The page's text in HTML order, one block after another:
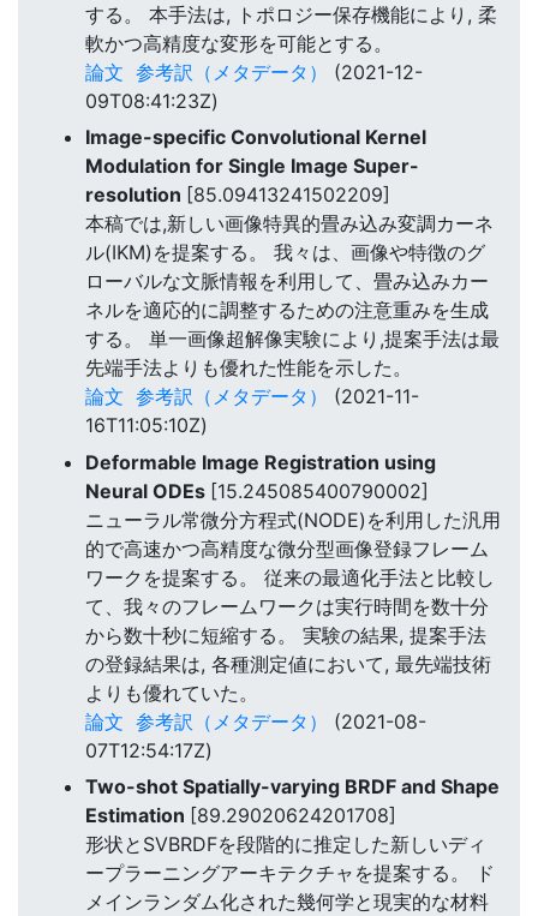
する。 本手法は, トポロジー保存機能により, 柔
軟かつ高精度な変形を可能とする。
論文 参考訳（メタデータ）
(2021-12-
09T08:41:23Z)
Image-specific Convolutional Kernel
Modulation for Single Image Super-
resolution [85.09413241502209]
本稿では,新しい画像特異的畳み込み変調カーネ
ル(IKM)を提案する。 我々は、画像や特徴のグ
ローバルな文脈情報を利用して、畳み込みカー
ネルを適応的に調整するための注意重みを生成
する。 単一画像超解像実験により,提案手法は最
先端手法よりも優れた性能を示した。
論文 参考訳（メタデータ）
(2021-11-
16T11:05:10Z)
Deformable Image Registration using
Neural ODEs [15.245085400790002]
ニューラル常微分方程式(NODE)を利用した汎用
的で高速かつ高精度な微分型画像登録フレーム
ワークを提案する。 従来の最適化手法と比較し
て、我々のフレームワークは実行時間を数十分
から数十秒に短縮する。 実験の結果, 提案手法
の登録結果は, 各種測定値において, 最先端技術
よりも優れていた。
論文 参考訳（メタデータ）
(2021-08-
07T12:54:17Z)
Two-shot Spatially-varying BRDF and Shape
Estimation [89.29020624201708]
形状とSVBRDFを段階的に推定した新しいディ
ープラーニングアーキテクチャを提案する。 ド
メインランダム化された幾何学と現実的な材料